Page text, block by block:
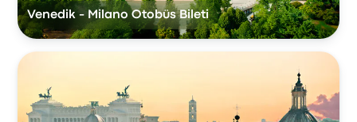
Venedik - Milano Otobüs Bileti